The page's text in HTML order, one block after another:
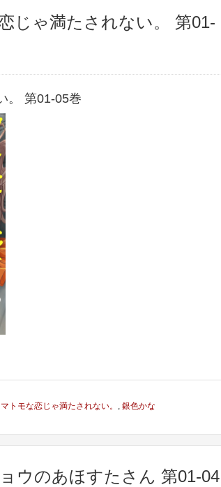
じゃ満たされない。 第01-
。 第01-05巻
マトモな恋じゃ満たされない。 , 銀色かな
ウのあほすたさん 第01-04